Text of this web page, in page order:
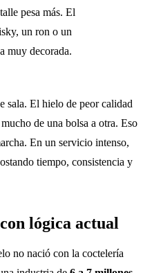
pesa más. El
un ron o un
muy decorada.
sala. El hielo de peor calidad
de una bolsa a otra. Eso
En un servicio intenso,
tiempo, consistencia y
lógica actual
no nació con la coctelería